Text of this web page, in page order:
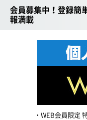
会員募集中！登録簡
報満載
WEB会員限定